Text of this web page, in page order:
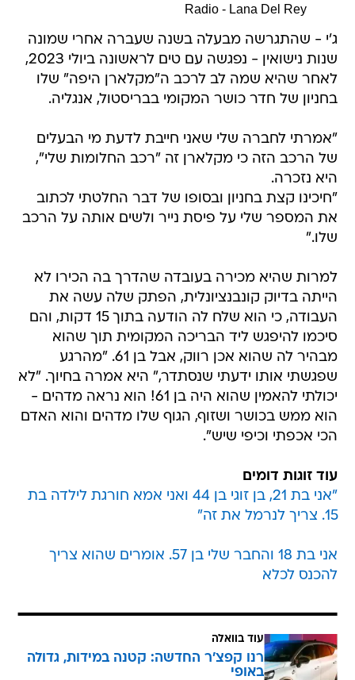
Radio - Lana Del Rey
ג'י - שהתגרשה מבעלה בשנה שעברה אחרי שמונה
שנות נישואין - נפגשה עם טים לראשונה ביולי 2023,
לאחר שהיא שמה לב לרכב ה"מקלארן היפה" שלו
בחניון של חדר כושר המקומי בבריסטול, אנגליה.
"אמרתי לחברה שלי שאני חייבת לדעת מי הבעלים
של הרכב הזה כי מקלארן זה "רכב החלומות שלי",
היא נזכרה.
"חיכינו קצת בחניון ובסופו של דבר החלטתי לכתוב
את המספר שלי על פיסת נייר ולשים אותה על הרכב
שלו."
למרות שהיא מכירה בעובדה שהדרך בה הכירו לא
הייתה בדיוק קונבנציונלית, הפתק שלה עשה את
העבודה, כי הוא שלח לה הודעה בתוך 15 דקות, והם
סיכמו להיפגש ליד הבריכה המקומית תוך שהוא
מבהיר לה שהוא אכן רווק, אבל בן 61. "מהרגע
שפגשתי אותו ידעתי שנסתדר," היא אמרה בחיוך. "לא
יכולתי להאמין שהוא היה בן 61! הוא נראה מדהים -
הוא ממש בכושר ושזוף, הגוף שלו מדהים והוא האדם
הכי אכפתי וכיפי שיש".
עוד זוגות דומים
"אני בת 21, בן זוגי בן 44 ואני אמא חורגת לילדה בת
15. צריך לנרמל את זה"
אני בת 18 והחבר שלי בן 57. אומרים שהוא צריך
להכנס לכלא
עוד בוואלה
רנו קפצ'ר החדשה: קטנה במידות, גדולה
באופי